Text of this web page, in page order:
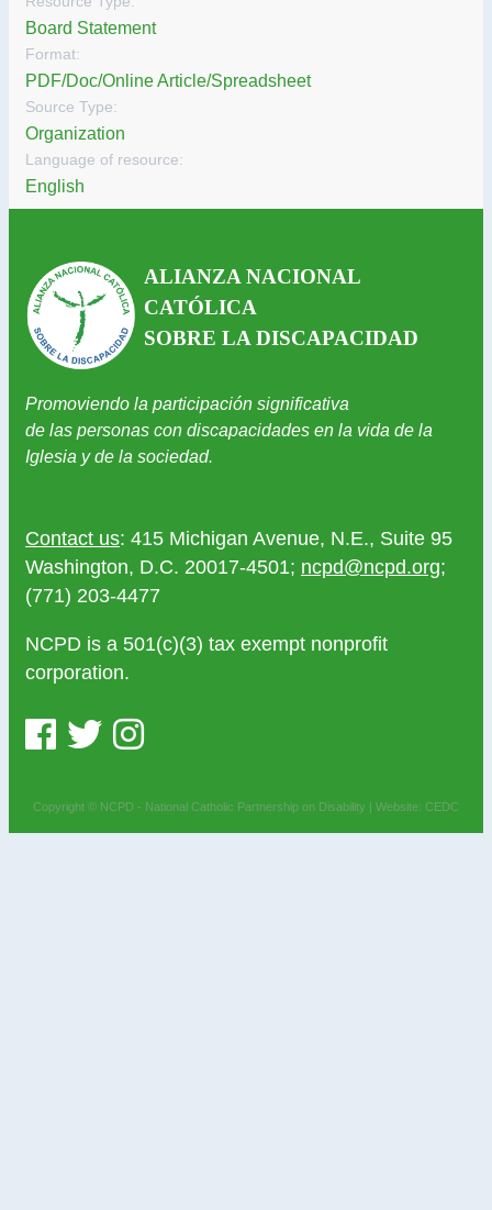
Board Statement
Format:
PDF/Doc/Online Article/Spreadsheet
Source Type:
Organization
Language of resource:
English
ALIANZA NACIONAL
CATÓLICA
SOBRE LA DISCAPACIDAD
Promoviendo la participación significativa
de las personas con discapacidades en la vida de la
Iglesia y de la sociedad.
Contact us: 415 Michigan Avenue, N.E., Suite 95
Washington, D.C. 20017-4501; ncpd@ncpd.org;
(771) 203-4477
NCPD is a 501(c)(3) tax exempt nonprofit
corporation.
Copyright © NCPD - National Catholic Partnership on Disability | Website: CEDC